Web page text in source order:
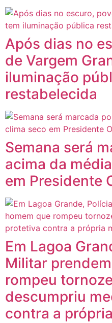
Após dias no
de Vargem
iluminação
restabelecida
Semana será
acima da
em Presidente
Em Lagoa
Militar
rompeu
descumpriu
contra a